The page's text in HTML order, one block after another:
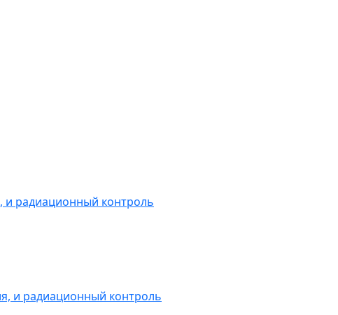
и радиационный контроль
и радиационный контроль